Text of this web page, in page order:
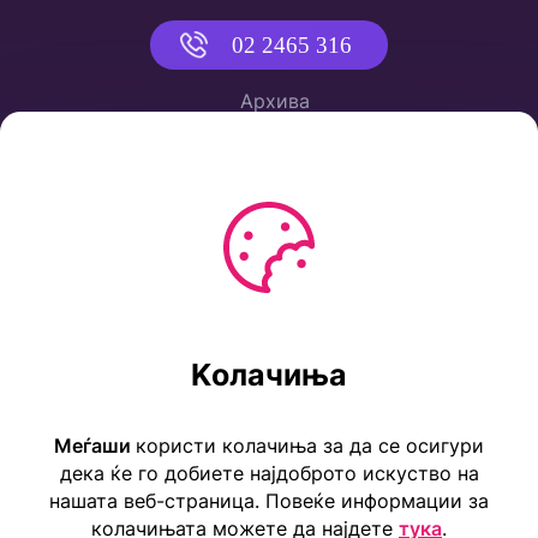
02 2465 316
Архива
Тел: ++389 2 2465 316
Kолачиња
Меѓаши користи колачиња за да се осигури
дека ќе го добиете најдоброто искуство на
нашата веб-страница. Повеќе информации за
колачињата можете да најдете тука.